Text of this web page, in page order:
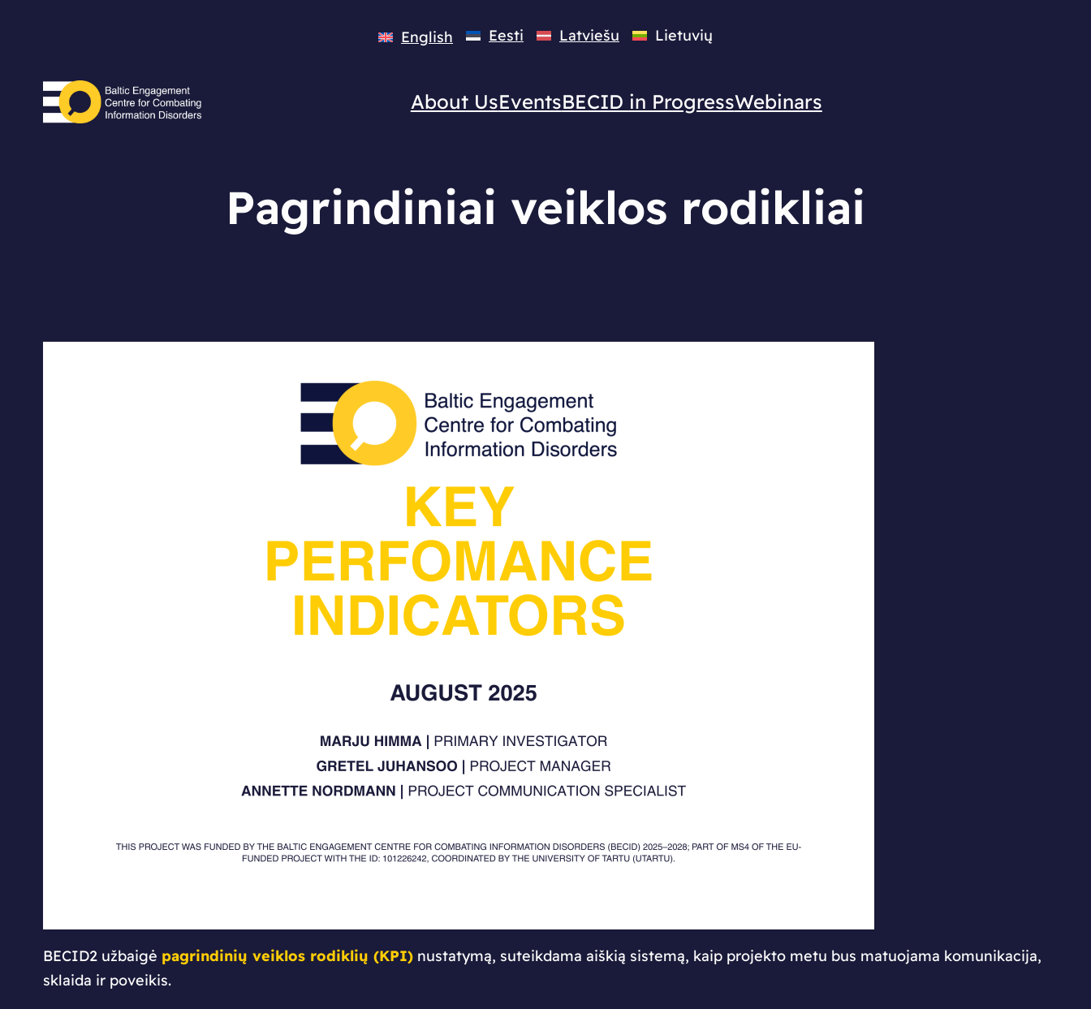
English Eesti Latviešu Lietuvių
About UsEventsBECID in ProgressWebinars
Pagrindiniai veiklos rodikliai
BECID2 užbaigė pagrindinių veiklos rodiklių (KPI)nustatymą, suteikdama aiškią sistemą, kaip projekto metu bus matuojama komunikacija,
sklaida ir poveikis.